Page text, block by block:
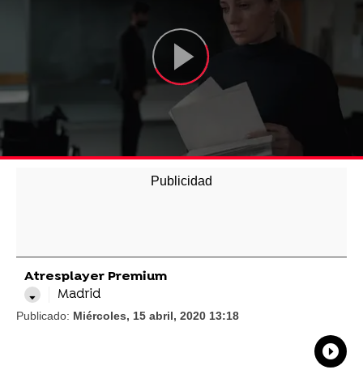
Atresplayer Premium
Madrid
Publicado: Miércoles, 15 abril, 2020 13:18